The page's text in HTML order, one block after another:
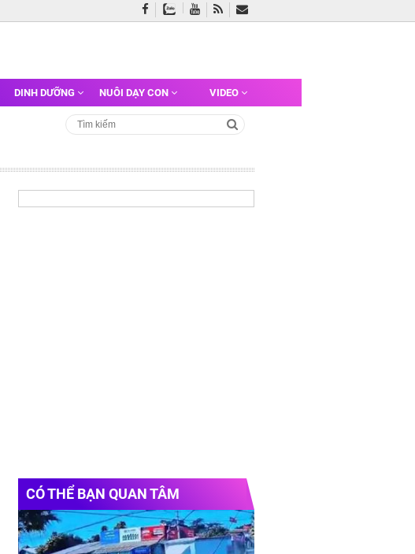
DINH DƯỠNG NUÔI DẠY CON VIDEO
CÓ THỂ BẠN QUAN TÂM